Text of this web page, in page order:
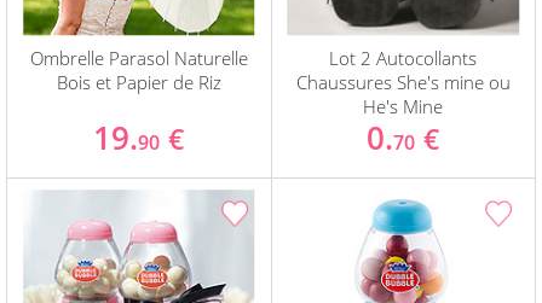
Ombrelle Parasol Naturelle
Bois et Papier de Riz
19.90 €
Lot 2 Autocollants
Chaussures She's mine ou
He's Mine
0.70 €